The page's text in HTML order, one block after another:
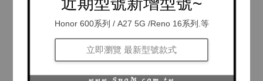
Honor 600系列 / A27 5G /Reno 16系列.等
立即瀏覽 最新型號款式